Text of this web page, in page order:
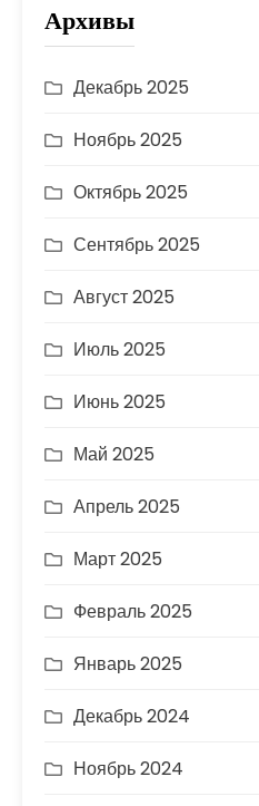
Архивы
Декабрь 2025
Ноябрь 2025
Октябрь 2025
Сентябрь 2025
Август 2025
Июль 2025
Июнь 2025
Май 2025
Апрель 2025
Март 2025
Февраль 2025
Январь 2025
Декабрь 2024
Ноябрь 2024